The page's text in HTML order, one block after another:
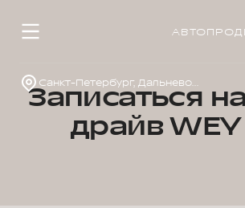
Санкт-Петербург, Дальневосточный просп., д. 41
Записаться
драйв